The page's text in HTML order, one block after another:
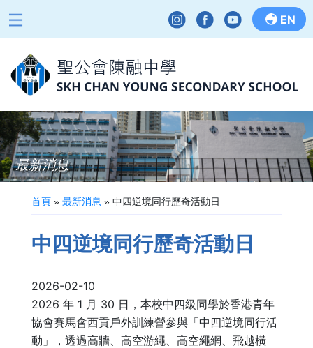
EN
最新消息
首頁 » 最新消息 » 中四逆境同行歷奇活動日
中四逆境同行歷奇活動日
2026-02-10
2026 年 1 月 30 日，本校中四級同學於香港青年
協會賽馬會西貢戶外訓練營參與「中四逆境同行活
動」，透過高牆、高空游繩、高空繩網、飛越橫